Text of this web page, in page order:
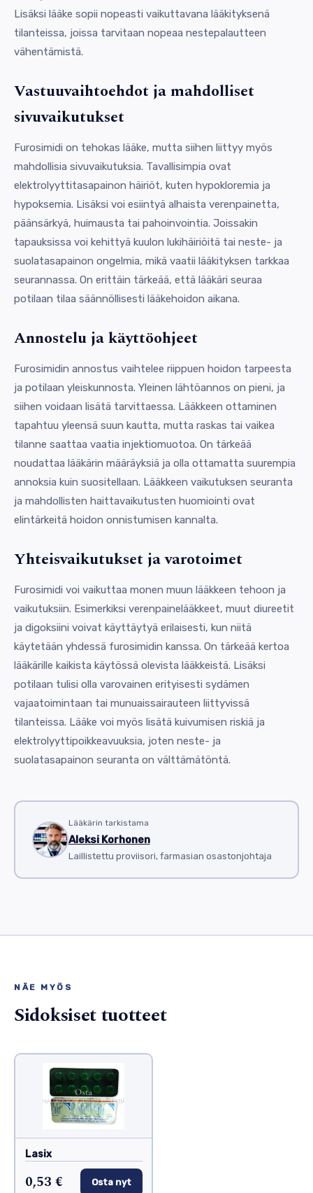
Lisäksi lääke sopii nopeasti vaikuttavana lääkityksenä
tilanteissa, joissa tarvitaan nopeaa nestepalautteen
vähentämistä.
Vastuuvaihtoehdot ja mahdolliset
sivuvaikutukset
Furosimidi on tehokas lääke, mutta siihen liittyy myös
mahdollisia sivuvaikutuksia. Tavallisimpia ovat
elektrolyyttitasapainon häiriöt, kuten hypokloremia ja
hypoksemia. Lisäksi voi esiintyä alhaista verenpainetta,
päänsärkyä, huimausta tai pahoinvointia. Joissakin
tapauksissa voi kehittyä kuulon lukihäiriöitä tai neste- ja
suolatasapainon ongelmia, mikä vaatii lääkityksen tarkkaa
seurannassa. On erittäin tärkeää, että lääkäri seuraa
potilaan tilaa säännöllisesti lääkehoidon aikana.
Annostelu ja käyttöohjeet
Furosimidin annostus vaihtelee riippuen hoidon tarpeesta
ja potilaan yleiskunnosta. Yleinen lähtöannos on pieni, ja
siihen voidaan lisätä tarvittaessa. Lääkkeen ottaminen
tapahtuu yleensä suun kautta, mutta raskas tai vaikea
tilanne saattaa vaatia injektiomuotoa. On tärkeää
noudattaa lääkärin määräyksiä ja olla ottamatta suurempia
annoksia kuin suositellaan. Lääkkeen vaikutuksen seuranta
ja mahdollisten haittavaikutusten huomiointi ovat
elintärkeitä hoidon onnistumisen kannalta.
Yhteisvaikutukset ja varotoimet
Furosimidi voi vaikuttaa monen muun lääkkeen tehoon ja
vaikutuksiin. Esimerkiksi verenpainelääkkeet, muut diureetit
ja digoksiini voivat käyttäytyä erilaisesti, kun niitä
käytetään yhdessä furosimidin kanssa. On tärkeää kertoa
lääkärille kaikista käytössä olevista lääkkeistä. Lisäksi
potilaan tulisi olla varovainen erityisesti sydämen
vajaatoimintaan tai munuaissairauteen liittyvissä
tilanteissa. Lääke voi myös lisätä kuivumisen riskiä ja
elektrolyyttipoikkeavuuksia, joten neste- ja
suolatasapainon seuranta on välttämätöntä.
Lääkärin tarkistama
Aleksi Korhonen
Laillistettu proviisori, farmasian osastonjohtaja
NÄE MYÖS
Sidoksiset tuotteet
Lasix
0,53 € Osta nyt